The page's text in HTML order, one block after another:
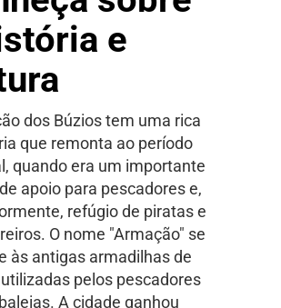
e
dos Búzios tem uma rica
que remonta ao período
quando era um importante
apoio para pescadores e,
refúgio de piratas e
O nome "Armação" se
às antigas armadilhas de
pelos pescadores
A cidade ganhou